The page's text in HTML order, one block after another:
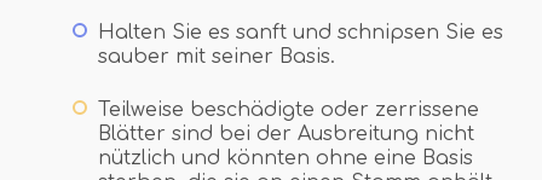
Halten Sie es sanft und schnipsen Sie es
sauber mit seiner Basis.
Teilweise beschädigte oder zerrissene
Blätter sind bei der Ausbreitung nicht
nützlich und könnten ohne eine Basis